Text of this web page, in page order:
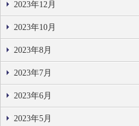
2023年12月
2023年10月
2023年8月
2023年7月
2023年6月
2023年5月